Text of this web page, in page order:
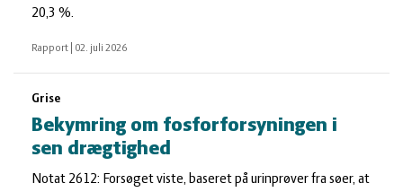
20,3 %.
Rapport 02. juli 2026
Grise
Bekymring om fosforforsyningen i
sen drægtighed
Notat 2612: Forsøget viste, baseret på urinprøver fra søer, at